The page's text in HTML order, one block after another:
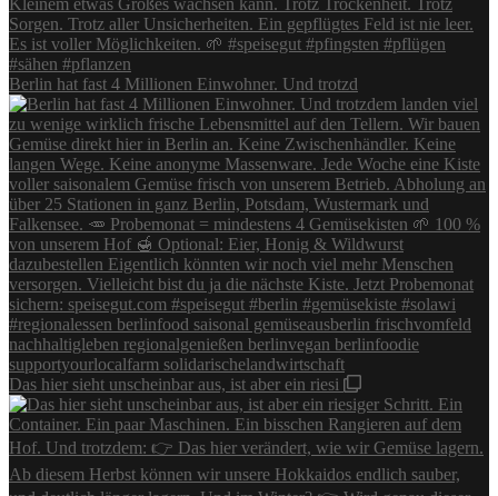
Berlin hat fast 4 Millionen Einwohner. Und trotzd
Das hier sieht unscheinbar aus, ist aber ein riesi